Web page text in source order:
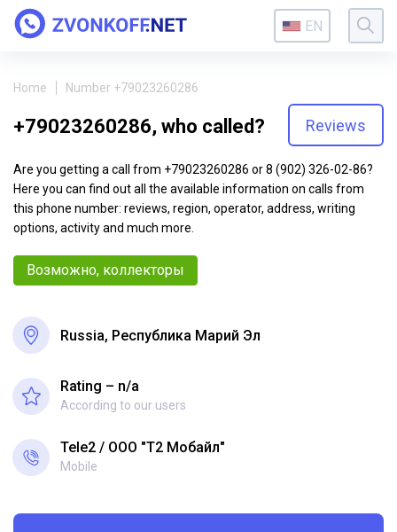
EN
Home Number +79023260286
+79023260286, who called? Reviews
Are you getting a call from +79023260286 or 8 (902) 326-02-86?
Here you can find out all the available information on calls from
this phone number: reviews, region, operator, address, writing
options, activity and much more.
Возможно, коллекторы
Russia, Республика Марий Эл
Rating – n/a
According to our users
Tele2 ООО "Т2 Мобайл"
Mobile